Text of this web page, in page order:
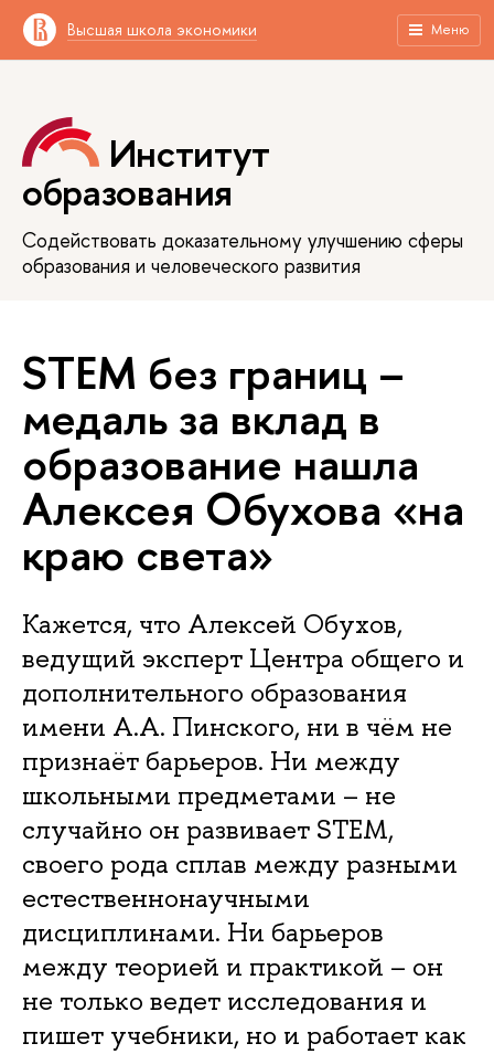
Высшая школа экономики Меню
Институт
образования
Содействовать доказательному улучшению сферы
образования и человеческого развития
STEM без границ –
медаль за вклад в
образование нашла
Алексея Обухова «на
краю света»
Кажется, что Алексей Обухов,
ведущий эксперт Центра общего и
дополнительного образования
имени А.А. Пинского, ни в чём не
признаёт барьеров. Ни между
школьными предметами – не
случайно он развивает STEM,
своего рода сплав между разными
естественнонаучными
дисциплинами. Ни барьеров
между теорией и практикой – он
не только ведет исследования и
пишет учебники, но и работает как